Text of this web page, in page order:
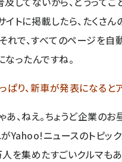
イトに掲載したら、たくさ
それで、すべてのページを
ったんですね。
り、新車が発表になると
あ、ねえ。ちょうど企業の
がYahoo!ニュースのトピッ
を集めたすごいクルマもあ